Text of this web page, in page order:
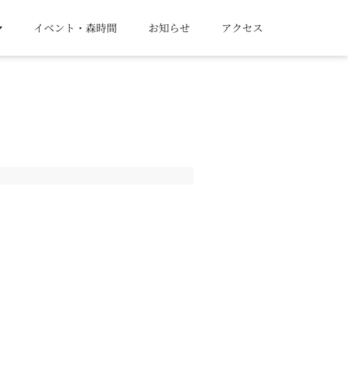
イベント・森時間 お知らせ アクセス